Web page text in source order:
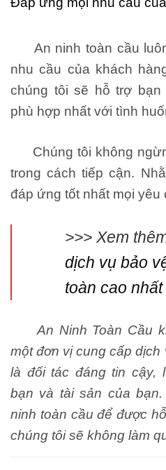
An ninh toàn cầu
nhu cầu của khách
chúng tôi sẽ hỗ trợ
phù hợp nhất với tình
Chúng tôi không
trong cách tiếp cận.
đáp ứng tốt nhất mọi yêu
>>> Xem
dịch vụ bảo
toàn cao nhất
An Ninh Toàn Cầu
một đơn vị cung cấp
là đối tác đáng tin cậy,
bạn và tài sản của
ninh toàn cầu để được
chúng tôi sẽ không làm